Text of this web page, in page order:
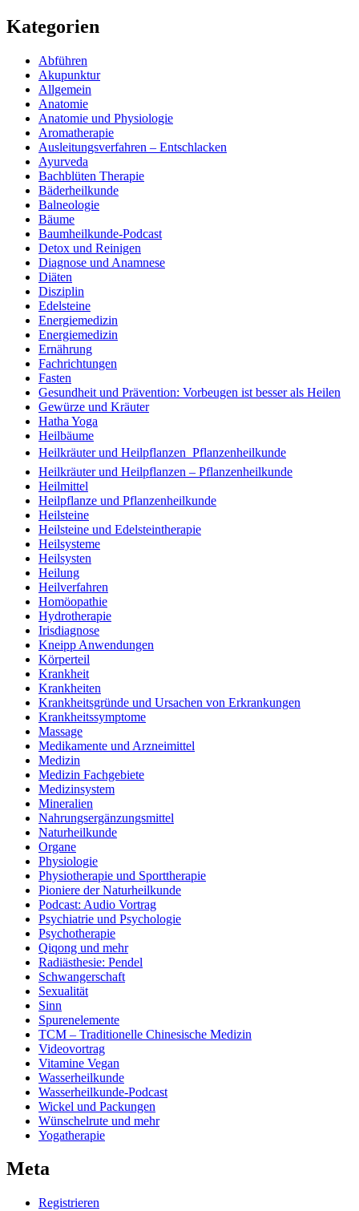
Kategorien
Abführen
Akupunktur
Allgemein
Anatomie
Anatomie und Physiologie
Aromatherapie
Ausleitungsverfahren – Entschlacken
Ayurveda
Bachblüten Therapie
Bäderheilkunde
Balneologie
Bäume
Baumheilkunde-Podcast
Detox und Reinigen
Diagnose und Anamnese
Diäten
Disziplin
Edelsteine
Energiemedizin
Energiemedizin
Ernährung
Fachrichtungen
Fasten
Gesundheit und Prävention: Vorbeugen ist besser als Heilen
Gewürze und Kräuter
Hatha Yoga
Heilbäume
Heilkräuter und Heilpflanzen  Pflanzenheilkunde
Heilkräuter und Heilpflanzen – Pflanzenheilkunde
Heilmittel
Heilpflanze und Pflanzenheilkunde
Heilsteine
Heilsteine und Edelsteintherapie
Heilsysteme
Heilsysten
Heilung
Heilverfahren
Homöopathie
Hydrotherapie
Irisdiagnose
Kneipp Anwendungen
Körperteil
Krankheit
Krankheiten
Krankheitsgründe und Ursachen von Erkrankungen
Krankheitssymptome
Massage
Medikamente und Arzneimittel
Medizin
Medizin Fachgebiete
Medizinsystem
Mineralien
Nahrungsergänzungsmittel
Naturheilkunde
Organe
Physiologie
Physiotherapie und Sporttherapie
Pioniere der Naturheilkunde
Podcast: Audio Vortrag
Psychiatrie und Psychologie
Psychotherapie
Qiqong und mehr
Radiästhesie: Pendel
Schwangerschaft
Sexualität
Sinn
Spurenelemente
TCM – Traditionelle Chinesische Medizin
Videovortrag
Vitamine Vegan
Wasserheilkunde
Wasserheilkunde-Podcast
Wickel und Packungen
Wünschelrute und mehr
Yogatherapie
Meta
Registrieren